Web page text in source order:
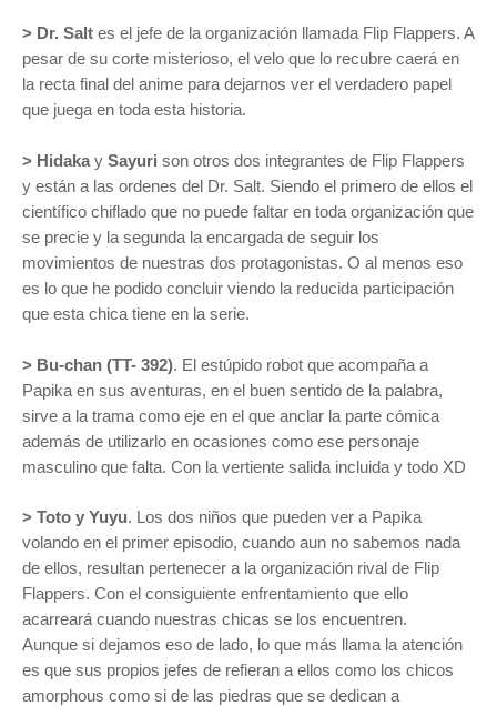
> Dr. Salt es el jefe de la organización llamada Flip Flappers. A
pesar de su corte misterioso, el velo que lo recubre caerá en
la recta final del anime para dejarnos ver el verdadero papel
que juega en toda esta historia.
> Hidaka y Sayuri son otros dos integrantes de Flip Flappers
y están a las ordenes del Dr. Salt. Siendo el primero de ellos el
científico chiflado que no puede faltar en toda organización que
se precie y la segunda la encargada de seguir los
movimientos de nuestras dos protagonistas. O al menos eso
es lo que he podido concluir viendo la reducida participación
que esta chica tiene en la serie.
> Bu-chan (TT- 392). El estúpido robot que acompaña a
Papika en sus aventuras, en el buen sentido de la palabra,
sirve a la trama como eje en el que anclar la parte cómica
además de utilizarlo en ocasiones como ese personaje
masculino que falta. Con la vertiente salida incluida y todo XD
> Toto y Yuyu. Los dos niños que pueden ver a Papika
volando en el primer episodio, cuando aun no sabemos nada
de ellos, resultan pertenecer a la organización rival de Flip
Flappers. Con el consiguiente enfrentamiento que ello
acarreará cuando nuestras chicas se los encuentren.
Aunque si dejamos eso de lado, lo que más llama la atención
es que sus propios jefes de refieran a ellos como los chicos
amorphous como si de las piedras que se dedican a